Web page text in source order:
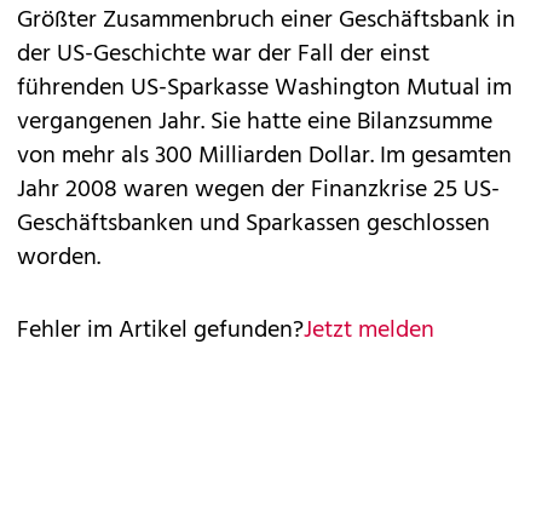
Größter Zusammenbruch einer Geschäftsbank in
der US-Geschichte war der Fall der einst
führenden US-Sparkasse Washington Mutual im
vergangenen Jahr. Sie hatte eine Bilanzsumme
von mehr als 300 Milliarden Dollar. Im gesamten
Jahr 2008 waren wegen der Finanzkrise 25 US-
Geschäftsbanken und Sparkassen geschlossen
worden.
Fehler im Artikel gefunden?Jetzt melden